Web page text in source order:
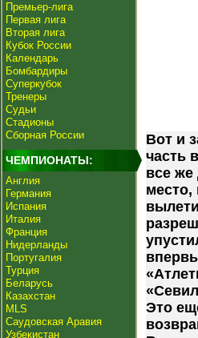
Премьер-лига
Первая лига
Вторая лига
Кубок России
Календарь
Бомбардиры
Суперкубок
Тренеры
Судьи
Стадионы
Сборная России
ЧЕМПИОНАТЫ:
Англия
Германия
Испания
Италия
Франция
Нидерланды
Португалия
Турция
Беларусь
Казахстан
MLS
Саудовская Аравия
Узбекистан
Вот и
часть
все же
место,
Это